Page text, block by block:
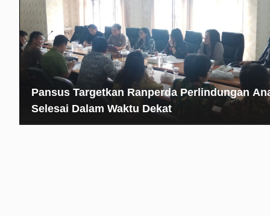
Pansus Targetkan Ranperda Perlindungan
Selesai Dalam Waktu Dekat